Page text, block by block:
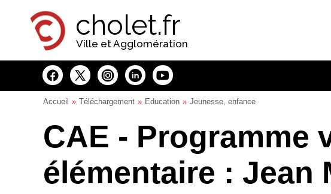
cholet.fr
Ville et Agglomération
Accueil Téléchargement Education Jeunesse, enfance
CAE - Programme
élémentaire : Jean